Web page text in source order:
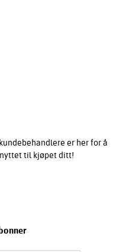
er her for å
til kjøpet ditt!